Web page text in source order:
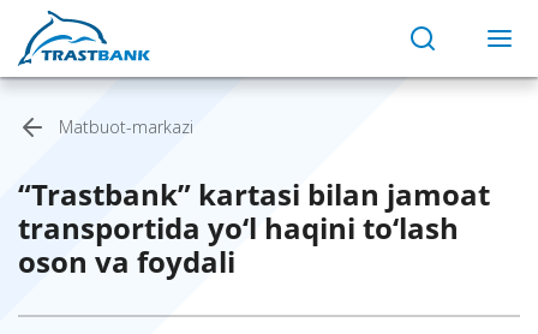
Matbuot-markazi
“Trastbank” kartasi bilan jamoat
transportida yo‘l haqini to‘lash
oson va foydali